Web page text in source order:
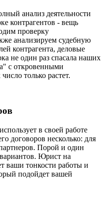
анализ деятельности
контрагентов - вещь
проверку
анализируем судебную
контрагента, деловые
не один раз спасала наших
с откровенными
только растет.
в своей работе
договоров несколько: для
Порой и один
Юрист на
ваши тонкости работы и
подойдет вашей